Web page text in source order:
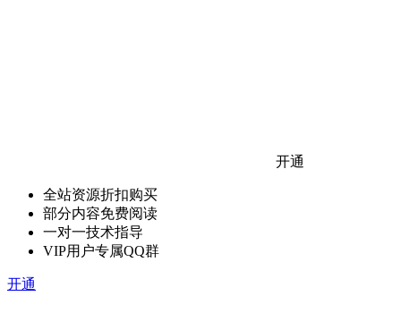
开通
全站资源折扣购买
部分内容免费阅读
一对一技术指导
VIP用户专属QQ群
开通